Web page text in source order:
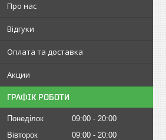
Про нас
Відгуки
Оплата та доставка
Акции
ГРАФІК РОБОТИ
Понеділок 09:00
20:00
Вівторок
09:00
20:00